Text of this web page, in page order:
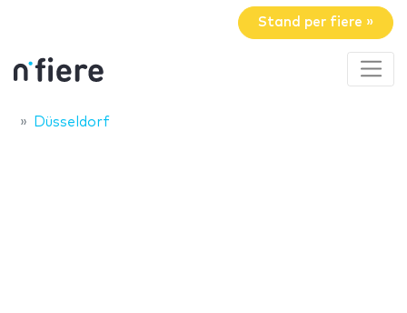
Stand per fiere »
Düsseldorf